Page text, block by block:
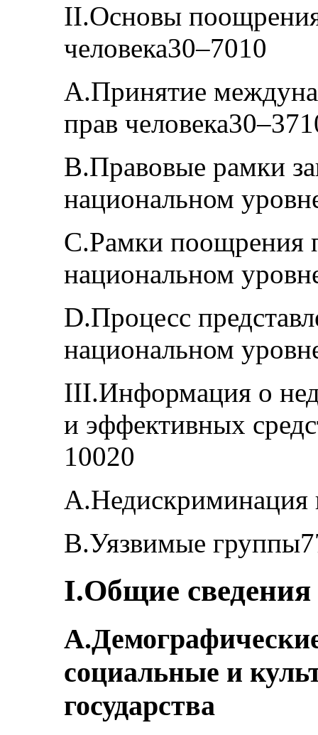
II.Основы
человека30–7010
A.Принятие
прав
B.Правовые рамки
национальном
С.Рамки поощрения
национальном
D.Процесс
национальном
III.Информация о
и эффективных
10020
А.Недискриминация
B.Уязвимые
I.Общие сведения
социальные и
государства